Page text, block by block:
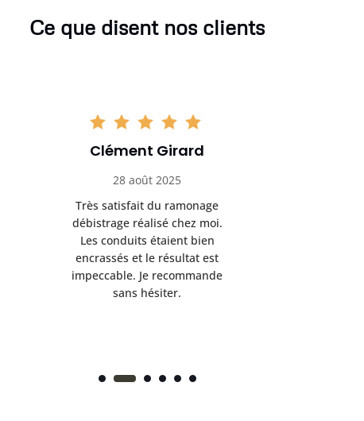
Ce que disent nos clients
Clément Girard
28 août 2025
Très satisfait du ramonage
débistrage réalisé chez moi.
Les conduits étaient bien
encrassés et le résultat est
impeccable. Je recommande
sans hésiter.